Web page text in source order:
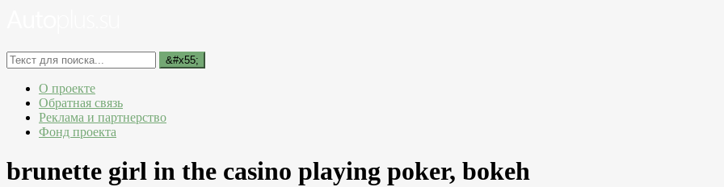
О проекте
Обратная связь
Реклама и партнерство
Фонд проекта
brunette girl in the casino playing poker, bokeh